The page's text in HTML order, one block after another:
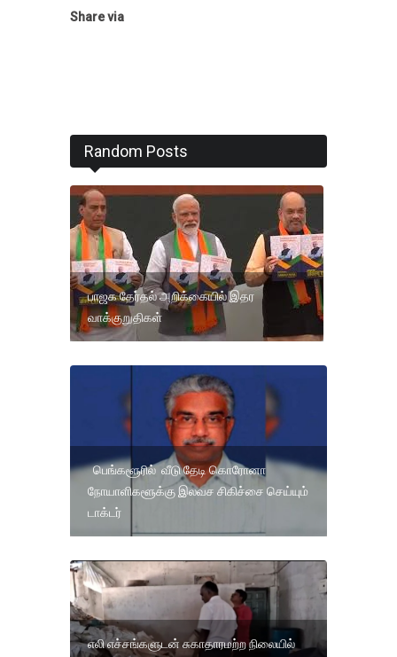
Share via
Random Posts
பாஜக தேர்தல் அறிக்கையில் இதர
வாக்குறுதிகள்
பெங்களூரில் வீடு தேடி கொரோனா
நோயாளிகளூக்கு இலவச சிகிச்சை செய்யும்
டாக்டர்
எலி எச்சங்களுடன் சுகாதாரமற்ற நிலையில்